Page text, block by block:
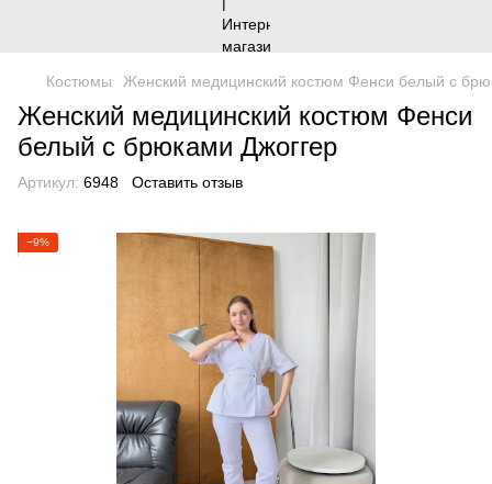
Костюмы Женский медицинский костюм Фенси белый с
Женский медицинский костюм Фенси
белый с брюками Джоггер
Артикул: 6948 Оставить отзыв
−9%